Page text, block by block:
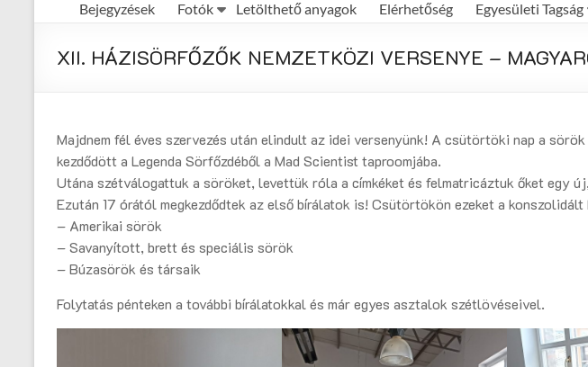
Házisörfőző
Bejegyzések Fotók Letölthető anyagok Elérhetőség Egyesületi Tagság
XII. HÁZISÖRFŐZŐK NEMZETKÖZI VERSENYE –
Majdnem fél éves szervezés után elindult az idei versenyünk! A csütörtöki nap a
kezdődött a Legenda Sörfőzdéből a Mad Scientist taproomjába.
Utána szétválogattuk a söröket, levettük róla a címkéket és felmatricáztuk őket egy
Ezután 17 órától megkezdődtek az első bírálatok is! Csütörtökön ezeket a
– Amerikai sörök
– Savanyított, brett és speciális sörök
– Búzasörök és társaik
Folytatás pénteken a további bírálatokkal és már egyes asztalok szétlövéseivel.